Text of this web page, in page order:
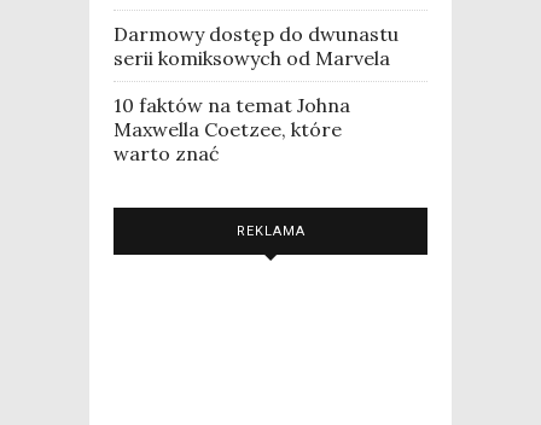
Darmowy dostęp do dwunastu
serii komiksowych od Marvela
10 faktów na temat Johna
Maxwella Coetzee, które
warto znać
REKLAMA